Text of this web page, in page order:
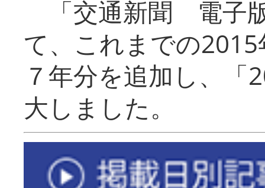
「交通新聞 電子
て、これまでの
７年分を追加し、「
大しまし